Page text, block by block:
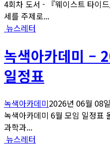
4회차 도서 - 『웨이스트 타이
세를 주제로...
뉴스레터
녹색아카데미 –
일정표
녹색아카데미2026년 06월 08일
녹색아카데미 6월 모임 일정표
과학과...
뉴스레터